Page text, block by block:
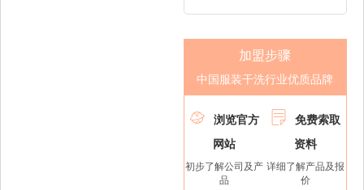
加盟步骤
中国服装干洗行业优质品牌

浏览官方
网站
初步了解公司及产
品

免费索取
资料
详细了解产品及报
价